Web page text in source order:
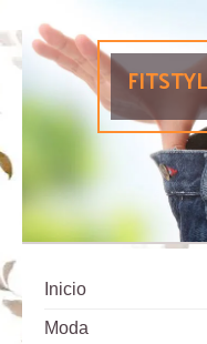
Inicio
Moda